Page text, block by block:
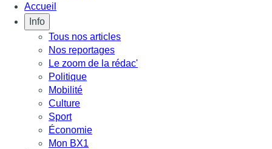
Accueil
Info
Tous nos articles
Nos reportages
Le zoom de la rédac'
Politique
Mobilité
Culture
Sport
Économie
Mon BX1